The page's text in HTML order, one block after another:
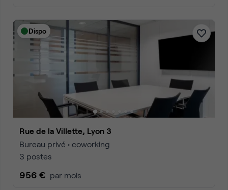
Dispo
Rue de la Villette, Lyon 3
Bureau privé • coworking
3 postes
956 € par mois